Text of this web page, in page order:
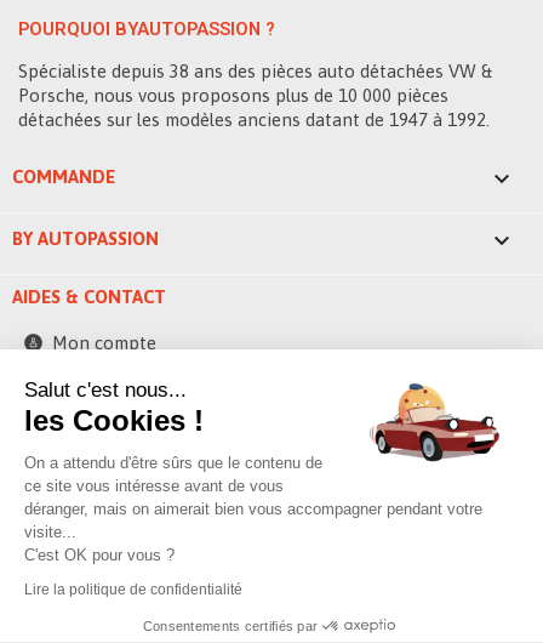
POURQUOI BYAUTOPASSION ?
Spécialiste depuis 38 ans des pièces auto détachées VW &
Porsche, nous vous proposons plus de 10 000 pièces
détachées sur les modèles anciens datant de 1947 à 1992.
COMMANDE 
BY AUTOPASSION 
AIDES & CONTACT
Mon compte
Contactez-nous
248 ZAE la bascule
contact@byautopassion.com
04 74 87 05 41
© 2026 By AutoPassion,Poivre & sell
Salut c'est nous...
les Cookies !
On a attendu d'être sûrs que le contenu de
ce site vous intéresse avant de vous
déranger, mais on aimerait bien vous accompagner pendant votre
visite...
C'est OK pour vous ?
Lire la politique de confidentialité
Consentements certifiés par